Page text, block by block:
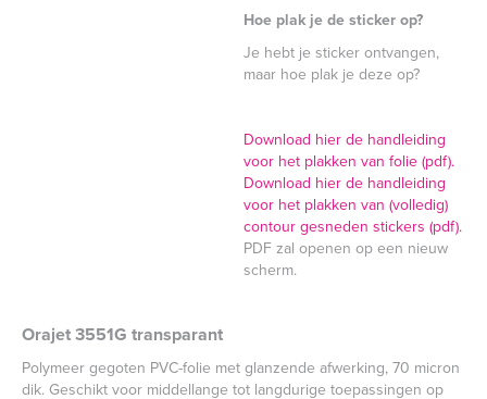
Hoe plak je de sticker op?
Je hebt je sticker ontvangen,
maar hoe plak je deze op?
Download hier de handleiding
voor het plakken van folie (pdf).
Download hier de handleiding
voor het plakken van (volledig)
contour gesneden stickers (pdf).
PDF zal openen op een nieuw
scherm.
Orajet 3551G transparant
Polymeer gegoten PVC-folie met glanzende afwerking, 70 micron
dik. Geschikt voor middellange tot langdurige toepassingen op